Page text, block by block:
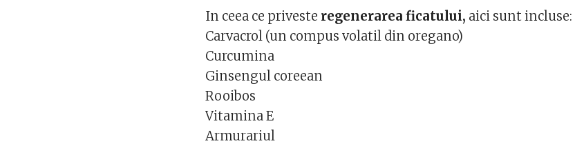
In ceea ce priveste regenerarea ficatului, aici sunt incluse:
Carvacrol (un compus volatil din oregano)
Curcumina
Ginsengul coreean
Rooibos
Vitamina E
Armurariul